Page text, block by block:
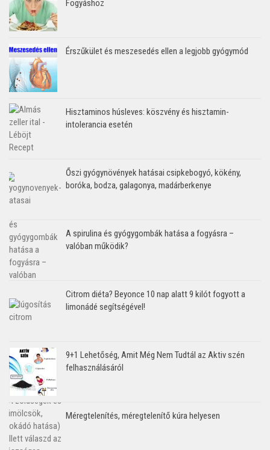
Fogyáshoz
Érszűkület és meszesedés ellen a legjobb gyógymód
Hisztaminos húsleves: köszvény és hisztamin-
intolerancia esetén
Őszi gyógynövények hatásai csipkebogyó, kökény,
boróka, bodza, galagonya, madárberkenye
A spirulina és gyógygombák hatása a fogyásra –
valóban működik?
Citrom diéta? Beyonce 10 nap alatt 9 kilót fogyott a
limonádé segítségével!
9+1 Lehetőség, Amit Még Nem Tudtál az Aktiv szén
felhasználásáról
Méregtelenítés, méregtelenítő kúra helyesen